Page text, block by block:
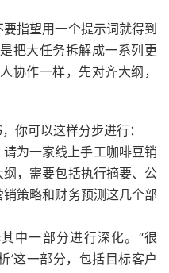
指望用一个提示词就得到
把大任务拆解成一系列更
协作一样，先对齐大纲，
你可以这样分步进行：
为一家线上手工咖啡豆销
，需要包括执行摘要、公
策略和财务预测这几个部
中一部分进行深化。“很
’这一部分，包括目标客户